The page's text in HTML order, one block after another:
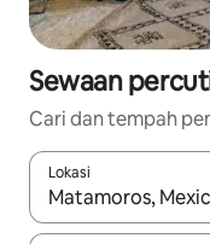
Sewaan
Cari dan tempah
Lokasi
Apabila hasil